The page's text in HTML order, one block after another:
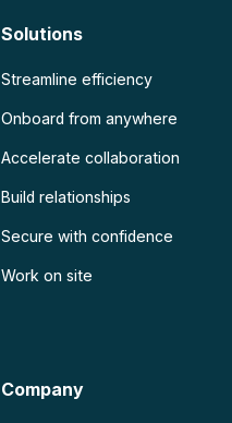
Solutions
Streamline efficiency
Onboard from anywhere
Accelerate collaboration
Build relationships
Secure with confidence
Work on site
Company